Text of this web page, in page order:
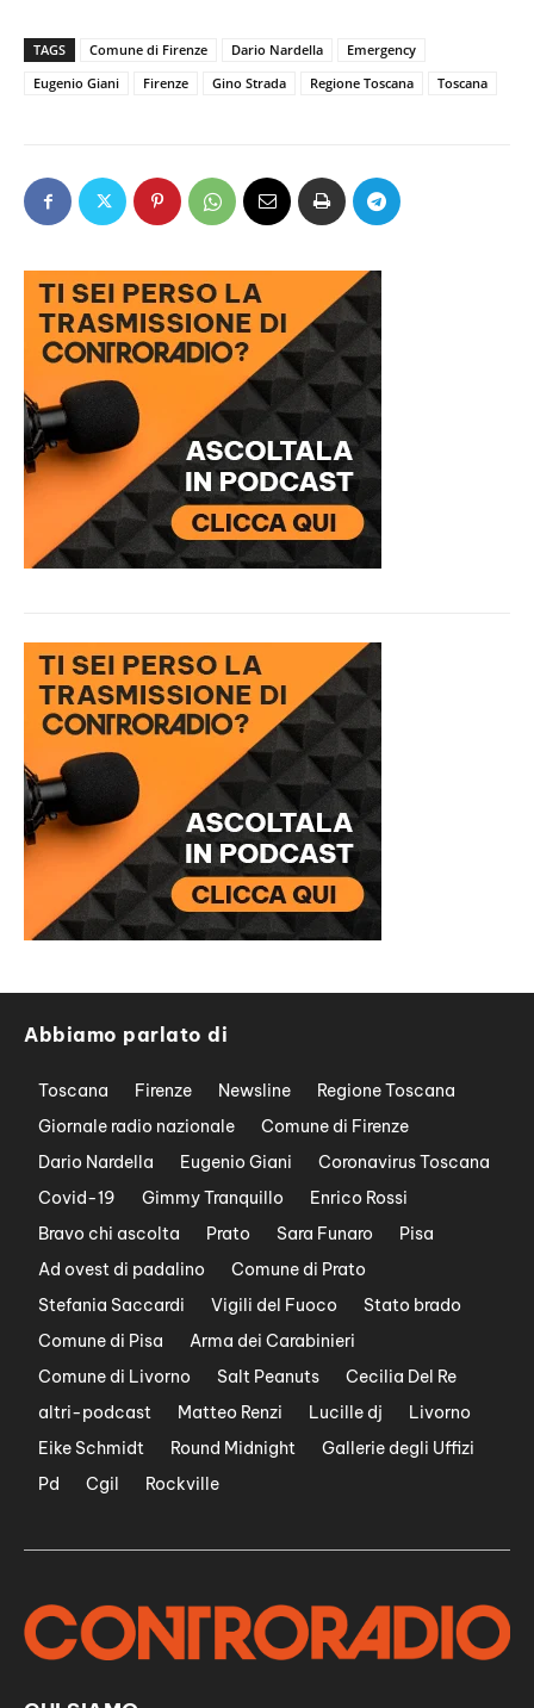
TAGS Comune di Firenze Dario Nardella
Emergency
Eugenio Giani
Firenze Gino Strada Regione Toscana Toscana
Abbiamo parlato di
Toscana Firenze Newsline
Regione Toscana
Giornale radio nazionale
Comune di Firenze
Dario Nardella
Eugenio Giani
Coronavirus Toscana
Covid-19
Gimmy Tranquillo
Enrico Rossi
Bravo chi ascolta
Prato Sara Funaro
Pisa
Ad ovest di padalino
Comune di Prato
Stefania Saccardi
Vigili del Fuoco
Stato brado
Comune di Pisa
Arma dei Carabinieri
Comune di Livorno
Salt Peanuts
Cecilia Del Re
altri-podcast
Matteo Renzi Lucille dj
Livorno
Eike Schmidt
Round Midnight
Gallerie degli Uffizi
Pd
Cgil Rockville